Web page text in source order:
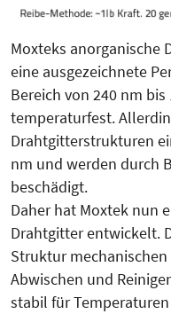
Moxteks anorganische
eine ausgezeichnete
Bereich von 240 nm
temperaturfest.
Drahtgitterstrukturen
nm und werden durch
beschädigt.
Daher hat Moxtek nun
Drahtgitter entwickelt.
Struktur
Abwischen und
stabil für Temperaturen